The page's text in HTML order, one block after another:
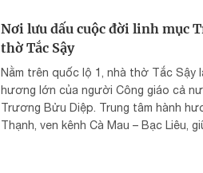
Nơi lưu dấu cuộc đời linh mục
thờ Tắc Sậy
Nằm trên quốc lộ 1, nhà thờ Tắc Sậy
hương lớn của người Công giáo cả
Trương Bửu Diệp. Trung tâm hành
Thạnh, ven kênh Cà Mau – Bạc Liêu,